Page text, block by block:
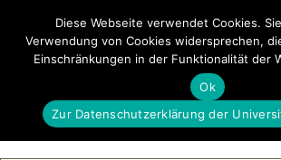
GeoGREIF
Diese Webseite verwendet Cookies.
Verwendung von Cookies widersprechen,
Einschränkungen in der Funktionalität der
Ok
Zur Datenschutzerklärung der